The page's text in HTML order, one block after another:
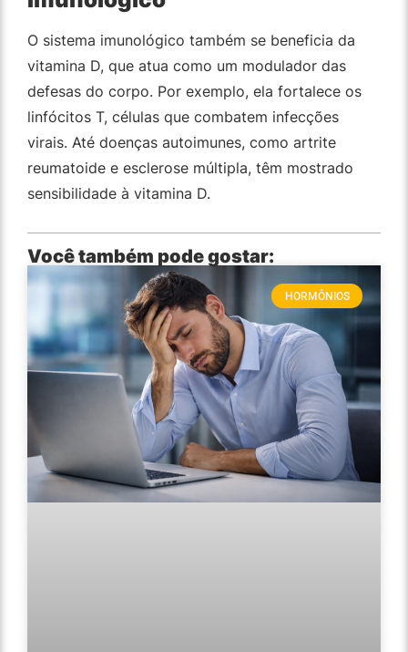
O sistema imunológico também se beneficia da
vitamina D, que atua como um modulador das
defesas do corpo. Por exemplo, ela fortalece os
linfócitos T, células que combatem infecções
virais. Até doenças autoimunes, como artrite
reumatoide e esclerose múltipla, têm mostrado
sensibilidade à vitamina D.
Você também pode gostar:
HORMÔNIOS